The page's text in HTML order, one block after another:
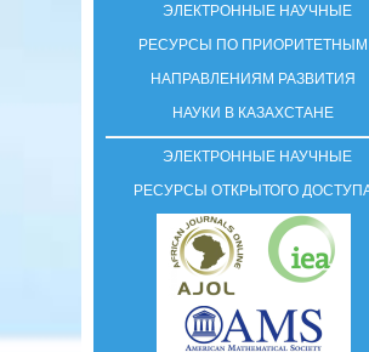
ЭЛЕКТРОННЫЕ НАУЧНЫЕ
РЕСУРСЫ ПО ПРИОРИТЕТНЫМ
НАПРАВЛЕНИЯМ РАЗВИТИЯ
НАУКИ В КАЗАХСТАНЕ
ЭЛЕКТРОННЫЕ НАУЧНЫЕ
РЕСУРСЫ ОТКРЫТОГО